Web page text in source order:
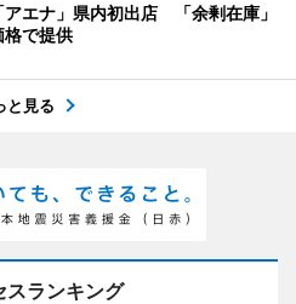
アエナ」県内初出店 「余剰在庫」
格で提供
と見る
スランキング